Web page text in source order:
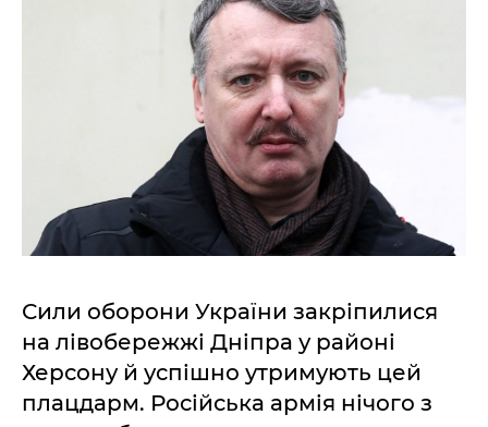
Сили оборони України закріпилися
на лівобережжі Дніпра у районі
Херсону й успішно утримують цей
плацдарм. Російська армія нічого з